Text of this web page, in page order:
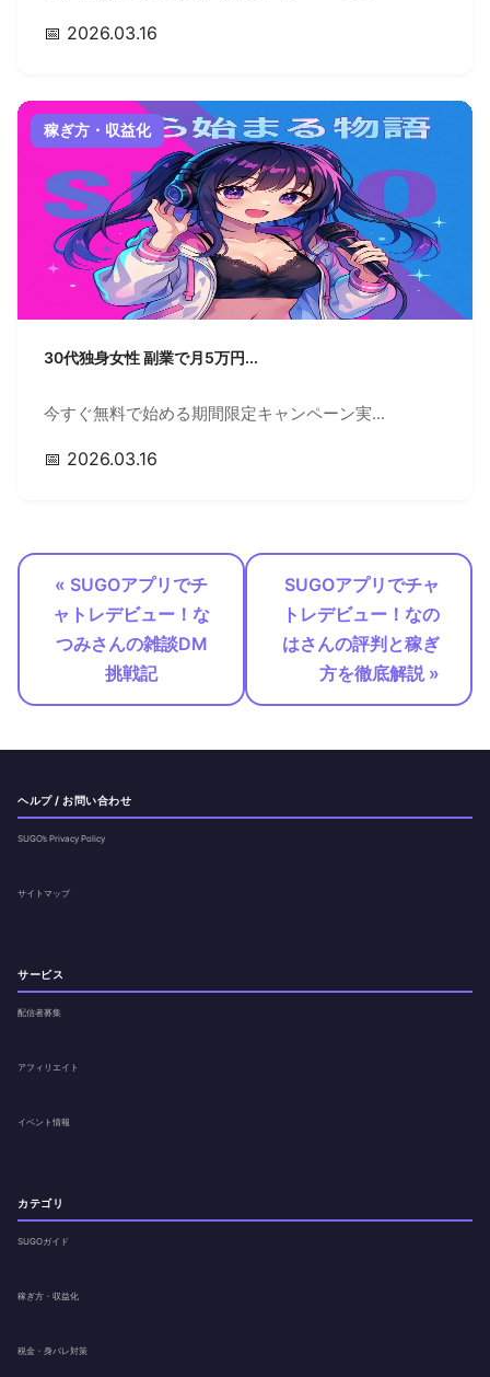
📅 2026.03.16
稼ぎ方・収益化
30代独身女性 副業で月5万円...
今すぐ無料で始める期間限定キャンペーン実...
📅 2026.03.16
« SUGOアプリでチ
ャトレデビュー！な
つみさんの雑談DM
挑戦記
SUGOアプリでチャ
トレデビュー！なの
はさんの評判と稼ぎ
方を徹底解説 »
ヘルプ / お問い合わせ
SUGO’s Privacy Policy
サイトマップ
サービス
配信者募集
アフィリエイト
イベント情報
カテゴリ
SUGOガイド
稼ぎ方・収益化
税金・身バレ対策